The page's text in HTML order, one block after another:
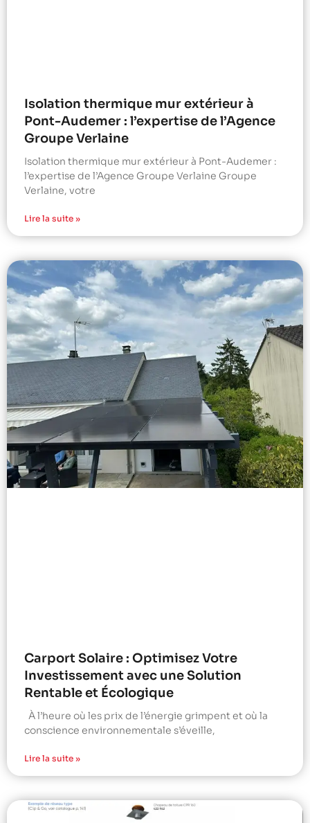
Isolation thermique mur extérieur à
Pont-Audemer : l’expertise de l’Agence
Groupe Verlaine
Isolation thermique mur extérieur à Pont-Audemer :
l’expertise de l’Agence Groupe Verlaine Groupe
Verlaine, votre
Lire la suite »
Carport Solaire : Optimisez Votre
Investissement avec une Solution
Rentable et Écologique
À l’heure où les prix de l’énergie grimpent et où la
conscience environnementale s’éveille,
Lire la suite »